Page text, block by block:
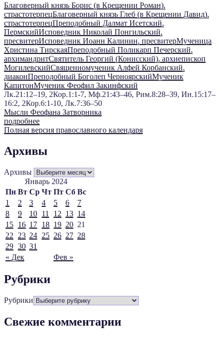
Благоверный князь Борис (в Крещении Роман),
страстотерпецБлаговерный князь Глеб (в Крещении Давид),
страстотерпецПреподобный Далмат Исетский,
ПермскийИсповедник Николай Понгильский,
пресвитерИсповедник Иоанн Калинин, пресвитерМученица
Христина ТирскаяПреподобный Поликарп Печерский,
архимандритСвятитель Георгий (Конисский), архиепископ
МогилевскийСвященномученик Алфей Корбанский,
диаконПреподобный Боголеп ЧерноярскийМученик
КапитонМученик Феофил Закинфский
Лк.21:12–19, 2Кор.1:1-7, Мф.21:43–46, Рим.8:28–39, Ин.15:17–
16:2, 2Кор.6:1-10, Лк.7:36–50
Мысли Феофана Затворника
подробнее
Полная версия православного календаря
Архивы
Архивы
Январь 2024
Пн Вт Ср Чт Пт Сб Вс
« Дек Фев »
1 2 3 4 5 6
7
8
9 10 11 12 13 14
15 16 17 18 19 20 21
22
23 24 25 26 27 28
29 30 31
Рубрики
Рубрики
Свежие комментарии